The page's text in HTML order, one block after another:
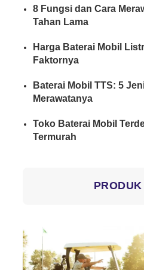
8 Fungsi dan Cara
Tahan Lama
Harga Baterai Mobil
Faktornya
Baterai Mobil TTS: 5
Merawatanya
Toko Baterai Mobil
Termurah